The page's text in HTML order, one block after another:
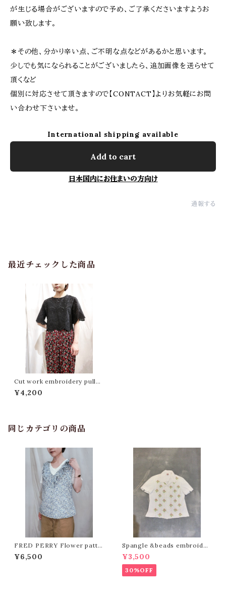
が生じる場合がございますので予め、ご了承くださいますようお
願い致します。
＊その他、分かり辛い点、ご不明な点などがあるかと思います。
少しでも気になられることがございましたら、追加画像を送らせて
頂くなど
個別に対応させて頂きますので【CONTACT】よりお気軽にお問
い合わせ下さいませ。
International shipping available
Add to cart
日本国内にお住まいの方向け
通報する
最近チェックした商品
Cut work embroidery pullov
er blouse[m-156]カットワーク
刺繍プルオーバーブラウス
¥4,200
同じカテゴリの商品
FRED PERRY Flower patte
rn sleeveless blouse / Mad
e in Italy[m-1552]イタリア製
¥6,500
Spangle &beads embroider
y blouse /Made In India [O
-255]
¥3,500
30%OFF